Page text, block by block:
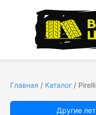
Главная / Каталог /
Другие